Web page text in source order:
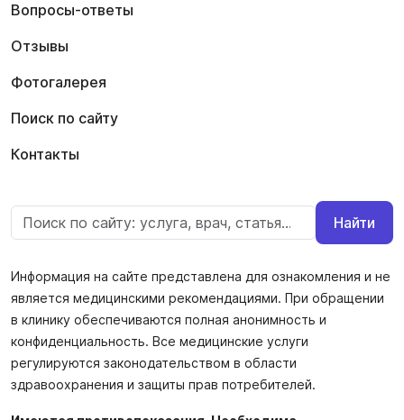
Вопросы-ответы
Отзывы
Фотогалерея
Поиск по сайту
Контакты
Найти
Информация на сайте представлена для ознакомления и не
является медицинскими рекомендациями. При обращении
в клинику обеспечиваются полная анонимность и
конфиденциальность. Все медицинские услуги
регулируются законодательством в области
здравоохранения и защиты прав потребителей.